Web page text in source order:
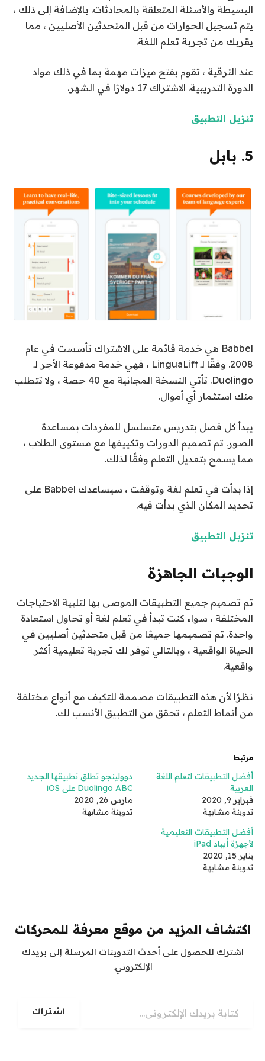
البسيطة والأسئلة المتعلقة بالمحادثات. بالإضافة إلى ذلك ،
يتم تسجيل الحوارات من قبل المتحدثين الأصليين ، مما
يقربك من تجربة تعلم اللغة.
عند الترقية ، تقوم بفتح ميزات مهمة بما في ذلك مواد
الدورة التدريبية. الاشتراك 17 دولارًا في الشهر.
تنزيل التطبيق
5. بابل
Babbel هي خدمة قائمة على الاشتراك تأسست في عام
2008. وفقًا لـ LinguaLift ، فهي خدمة مدفوعة الأجر لـ
Duolingo. تأتي النسخة المجانية مع 40 حصة ، ولا تتطلب
منك استثمار أي أموال.
يبدأ كل فصل بتدريس متسلسل للمفردات بمساعدة
الصور. تم تصميم الدورات وتكييفها مع مستوى الطلاب ،
مما يسمح بتعديل التعلم وفقًا لذلك.
إذا بدأت في تعلم لغة وتوقفت ، سيساعدك Babbel على
تحديد المكان الذي بدأت فيه.
تنزيل التطبيق
الوجبات الجاهزة
تم تصميم جميع التطبيقات الموصى بها لتلبية الاحتياجات
المختلفة ، سواء كنت تبدأ في تعلم لغة أو تحاول استعادة
واحدة. تم تصميمها جميعًا من قبل متحدثين أصليين في
الحياة الواقعية ، وبالتالي توفر لك تجربة تعليمية أكثر
واقعية.
نظرًا لأن هذه التطبيقات مصممة للتكيف مع أنواع مختلفة
من أنماط التعلم ، تحقق من التطبيق الأنسب لك.
مرتبط
أفضل التطبيقات لتعلم اللغة
العربية
فبراير 9, 2020
تدوينة مشابهة
دوولينجو تطلق تطبيقها الجديد
Duolingo ABC على iOS
مارس 26, 2020
تدوينة مشابهة
أفضل التطبيقات التعليمية
لأجهزة أيباد iPad
يناير 15, 2020
تدوينة مشابهة
اكتشاف المزيد من موقع معرفة للمحركات
اشترك للحصول على أحدث التدوينات المرسلة إلى بريدك
الإلكتروني.
كتابة بريدك الإلكتروني...
اشتراك